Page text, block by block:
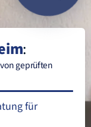
:
geprüften
für